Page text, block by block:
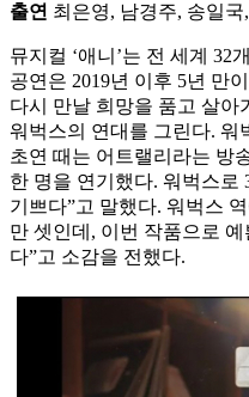
출연 최은영, 남경주, 송일
뮤지컬 ‘애니’는 전 세계 32
공연은 2019년 이후 5년 만
다시 만날 희망을 품고 살아
워벅스의 연대를 그린다. 워
초연 때는 어트랠리라는 방
한 명을 연기했다. 워벅스로
기쁘다”고 말했다. 워벅스
만 셋인데, 이번 작품으로
다”고 소감을 전했다.